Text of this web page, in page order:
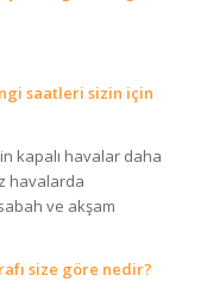
saatleri sizin için
kapalı havalar daha
havalarda
ve akşam
size göre nedir?